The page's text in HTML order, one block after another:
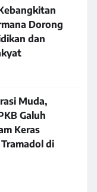
Dorong
dan
Muda,
Galuh
Keras
di